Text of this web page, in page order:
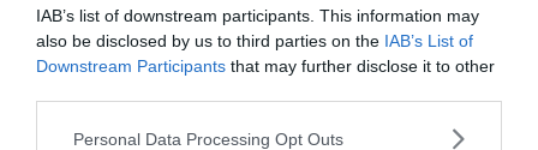
IAB’s list of downstream participants. This information may
also be disclosed by us to third parties on the IAB’s List of
Downstream Participants that may further disclose it to other
Personal Data Processing Opt Outs